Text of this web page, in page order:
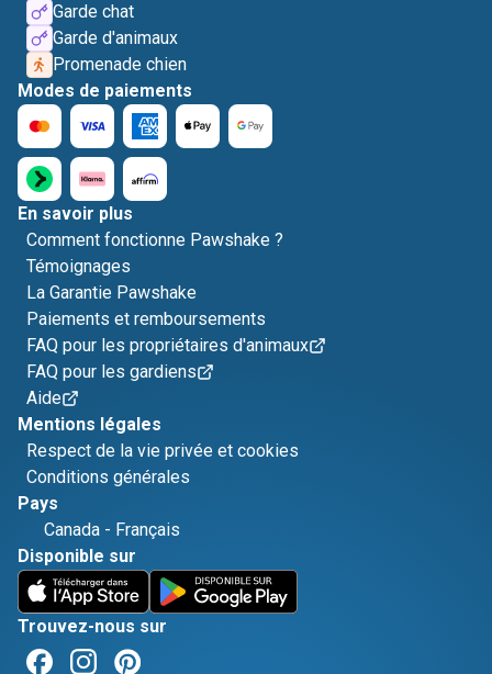
Garde chat
Garde d'animaux
Promenade chien
Modes de paiements
En savoir plus
Comment fonctionne Pawshake ?
Témoignages
La Garantie Pawshake
Paiements et remboursements
FAQ pour les propriétaires d'animaux
FAQ pour les gardiens
Aide
Mentions légales
Respect de la vie privée et cookies
Conditions générales
Pays
Canada - Français
Disponible sur
Trouvez-nous sur